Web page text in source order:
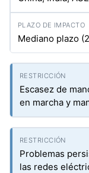
Mediano plazo
Escasez de
en marcha y
Problemas
las redes